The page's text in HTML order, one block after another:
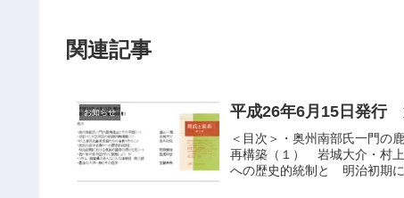
関連記事
お知らせ 平成26年6月15日発行
＜目次＞・奥州南部氏一門の
再構築（１） 岩城大介・村
への歴史的統制と 明治初期